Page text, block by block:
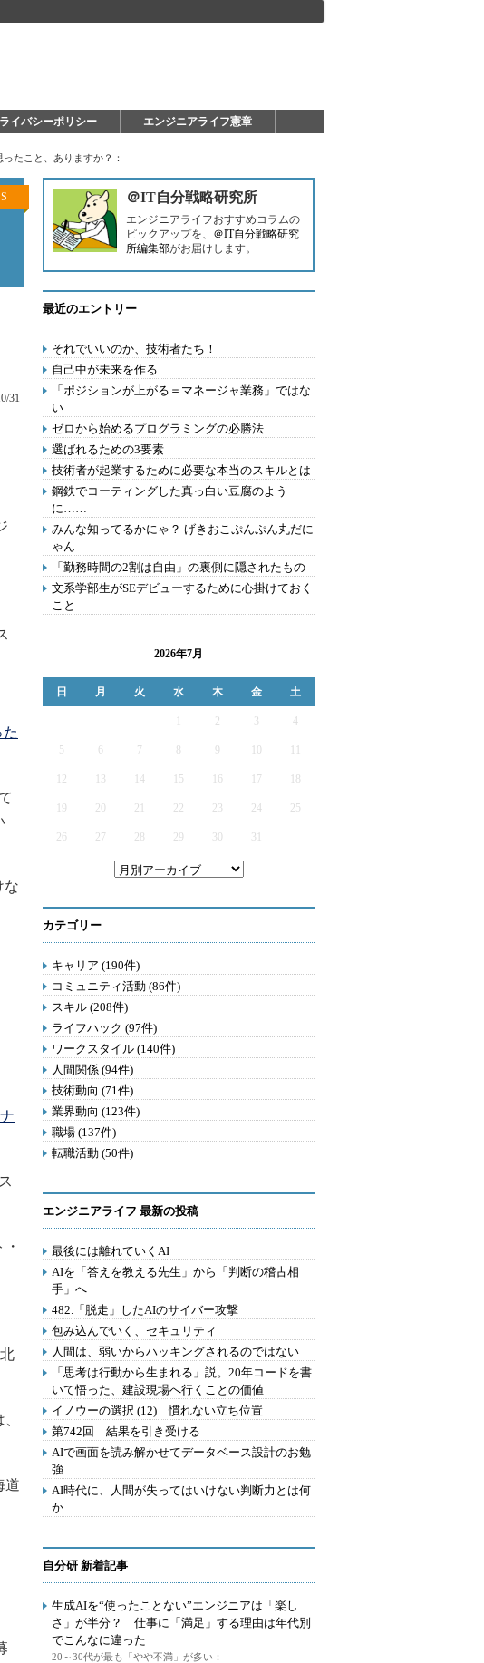
イバシーポリシー エンジニアライフ憲章
たこと、ありますか？：
31
な
道
＠IT自分戦略研究所
エンジニアライフおすすめコラムの
ピックアップを、 ＠IT自分戦略研究
所編集部がお届けします。
最近のエントリー
それでいいのか、技術者たち！
自己中が未来を作る
「ポジションが上がる＝マネージャ業務」ではな
い
ゼロから始めるプログラミングの必勝法
選ばれるための3要素
技術者が起業するために必要な本当のスキルとは
鋼鉄でコーティングした真っ白い豆腐のよう
に……
みんな知ってるかにゃ？ げきおこぷんぷん丸だに
ゃん
「勤務時間の2割は自由」の裏側に隠されたもの
文系学部生がSEデビューするために心掛けておく
こと
2026年7月
日 月 火 水 木 金 土
2 3 4
5 6 7 9
12 13 14 15 16 17
19 20 21 22 23 24 25
26 27 28 29 30 31
カテゴリー
キャリア (190件)
コミュニティ活動 (86件)
スキル (208件)
ライフハック (97件)
ワークスタイル (140件)
人間関係 (94件)
技術動向 (71件)
業界動向 (123件)
職場 (137件)
転職活動 (50件)
エンジニアライフ 最新の投稿
最後には離れていくAI
AIを「答えを教える先生」から「判断の稽古相
手」へ
482.「脱走」したAIのサイバー攻撃
包み込んでいく、セキュリティ
人間は、弱いからハッキングされるのではない
「思考は行動から生まれる」説。20年コードを書
いて悟った、建設現場へ行くことの価値
イノウーの選択 (12) 慣れない立ち位置
第742回 結果を引き受ける
AIで画面を読み解かせてデータベース設計のお勉
強
AI時代に、人間が失ってはいけない判断力とは何
か
自分研 新着記事
生成AIを“使ったことない”エンジニアは「楽し
さ」が半分？ 仕事に「満足」する理由は年代別
でこんなに違った
20～30代が最も「やや不満」が多い：